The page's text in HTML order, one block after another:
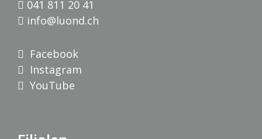
041 811 20 41
info@luond.ch
Facebook
Instagram
YouTube